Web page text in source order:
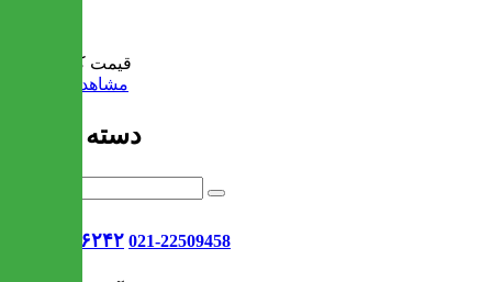
قیمت کل:
مشاهده سبد خرید
دسته بندی ها
021-۹۱۳۰۶۲۴۲ 021-22509458